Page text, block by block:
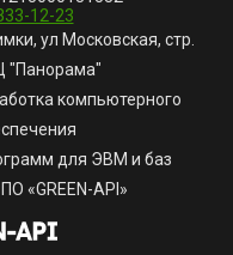
12-23
ул Московская, стр.
"Панорама"
компьютерного
для ЭВМ и баз
«GREEN-API»